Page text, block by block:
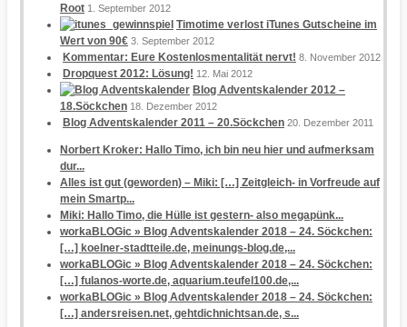
Root 1. September 2012
Timotime verlost iTunes Gutscheine im
Wert von 90€ 3. September 2012
Kommentar: Eure Kostenlosmentalität nervt! 8. November 2012
Dropquest 2012: Lösung! 12. Mai 2012
Blog Adventskalender 2012 –
18.Söckchen 18. Dezember 2012
Blog Adventskalender 2011 – 20.Söckchen 20. Dezember 2011
Norbert Kroker: Hallo Timo, ich bin neu hier und aufmerksam
dur...
Alles ist gut (geworden) – Miki: […] Zeitgleich- in Vorfreude auf
mein Smartp...
Miki: Hallo Timo, die Hülle ist gestern- also megapünk...
workaBLOGic » Blog Adventskalender 2018 – 24. Söckchen:
[…] koelner-stadtteile.de, meinungs-blog.de,...
workaBLOGic » Blog Adventskalender 2018 – 24. Söckchen:
[…] fulanos-worte.de, aquarium.teufel100.de,...
workaBLOGic » Blog Adventskalender 2018 – 24. Söckchen:
[…] andersreisen.net, gehtdichnichtsan.de, s...